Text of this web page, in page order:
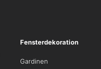
Fensterdekoration
Gardinen